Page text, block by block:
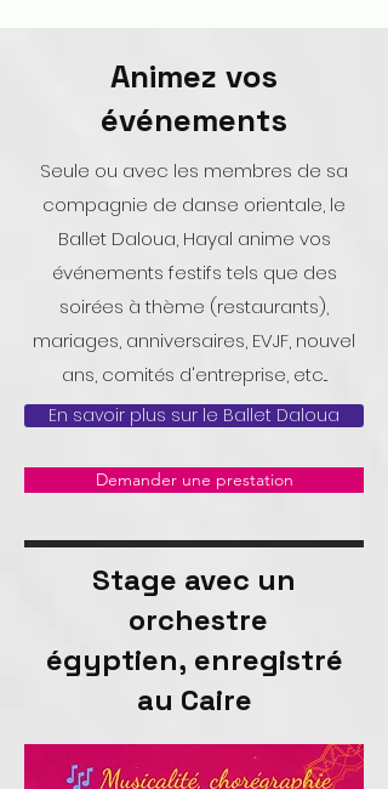
Animez vos
événements
Seule ou avec les membres de sa
compagnie de danse orientale, le
Ballet Daloua, Hayal anime vos
événements festifs tels que des
soirées à thème (restaurants),
mariages, anniversaires, EVJF, nouvel
ans, comités d'entreprise, etc...
En savoir plus sur le Ballet Daloua
Demander une prestation
Stage avec un
orchestre
égyptien, enregistré
au Caire